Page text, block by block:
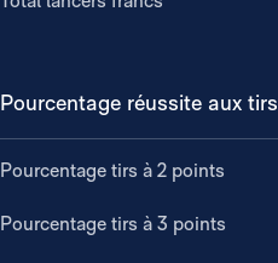
Pourcentage réussite aux tirs
Pourcentage tirs à 2 points
Pourcentage tirs à 3 points